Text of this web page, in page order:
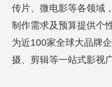
传片、微电影等各领域
制作需求及预算提供个
为近100家全球大品牌
摄、剪辑等一站式影视